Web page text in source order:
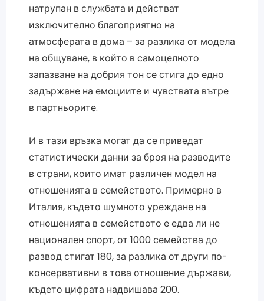
натрупан в службата и действат
изключително благоприятно на
атмосферата в дома – за разлика от модела
на общуване, в който в самоцелното
запазване на добрия тон се стига до едно
задържане на емоциите и чувствата вътре
в партньорите.
И в тази връзка могат да се приведат
статистически данни за броя на разводите
в страни, които имат различен модел на
отношенията в семейството. Примерно в
Италия, където шумното уреждане на
отношенията в семейството е едва ли не
национален спорт, от 1000 семейства до
развод стигат 180, за разлика от други по-
консервативни в това отношение държави,
където цифрата надвишава 200.